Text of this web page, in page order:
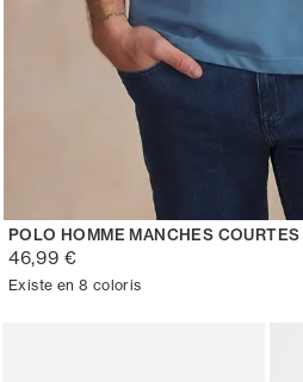
POLO HOMME MANCHES
46,99 €
Existe en 8 coloris